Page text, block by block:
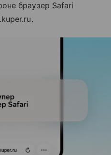
браузер Safari